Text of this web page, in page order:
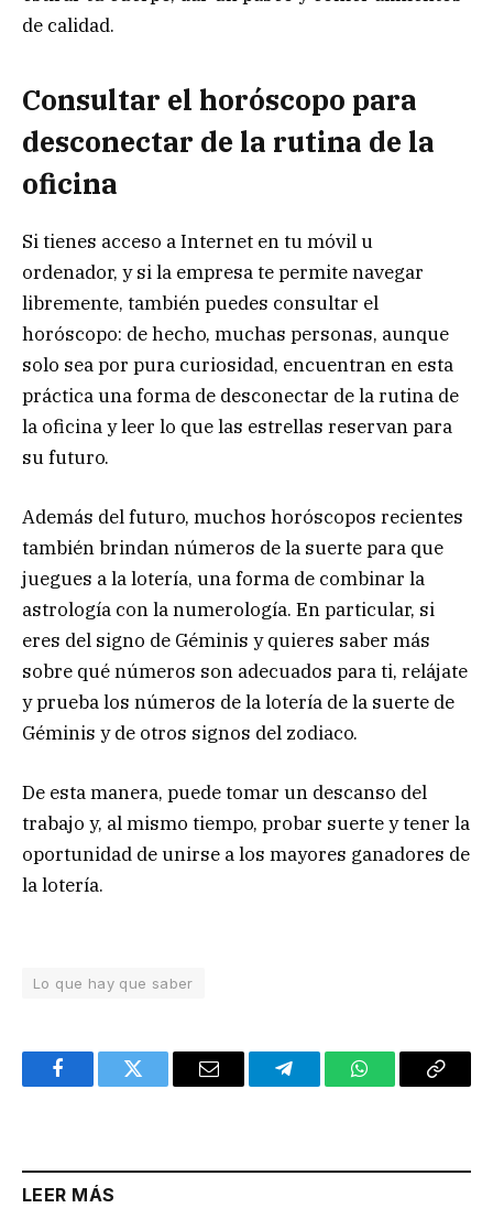
de calidad.
Consultar el horóscopo para
desconectar de la rutina de la
oficina
Si tienes acceso a Internet en tu móvil u
ordenador, y si la empresa te permite navegar
libremente, también puedes consultar el
horóscopo: de hecho, muchas personas, aunque
solo sea por pura curiosidad, encuentran en esta
práctica una forma de desconectar de la rutina de
la oficina y leer lo que las estrellas reservan para
su futuro.
Además del futuro, muchos horóscopos recientes
también brindan números de la suerte para que
juegues a la lotería, una forma de combinar la
astrología con la numerología. En particular, si
eres del signo de Géminis y quieres saber más
sobre qué números son adecuados para ti, relájate
y prueba los números de la lotería de la suerte de
Géminis y de otros signos del zodiaco.
De esta manera, puede tomar un descanso del
trabajo y, al mismo tiempo, probar suerte y tener la
oportunidad de unirse a los mayores ganadores de
la lotería.
Lo que hay que saber
FacebookTwitter Email TelegramWhatsAppCopy
LEER MÁS